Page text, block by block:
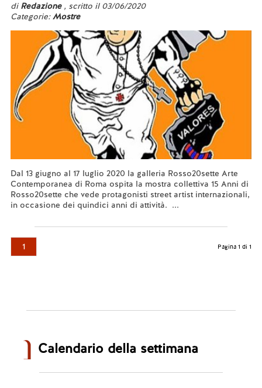
di Redazione , scritto il 03/06/2020
Categorie:Mostre
Dal 13 giugno al 17 luglio 2020 la galleria Rosso20sette Arte
Contemporanea di Roma ospita la mostra collettiva 15 Anni di
Rosso20sette che vede protagonisti street artist internazionali,
in occasione dei quindici anni di attività. ...
1 Pagina 1 di 1
Calendario della settimana